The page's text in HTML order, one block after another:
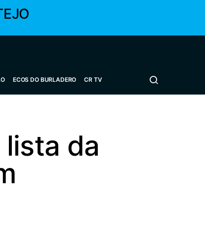
ECOS DO BURLADERO CR TV
da